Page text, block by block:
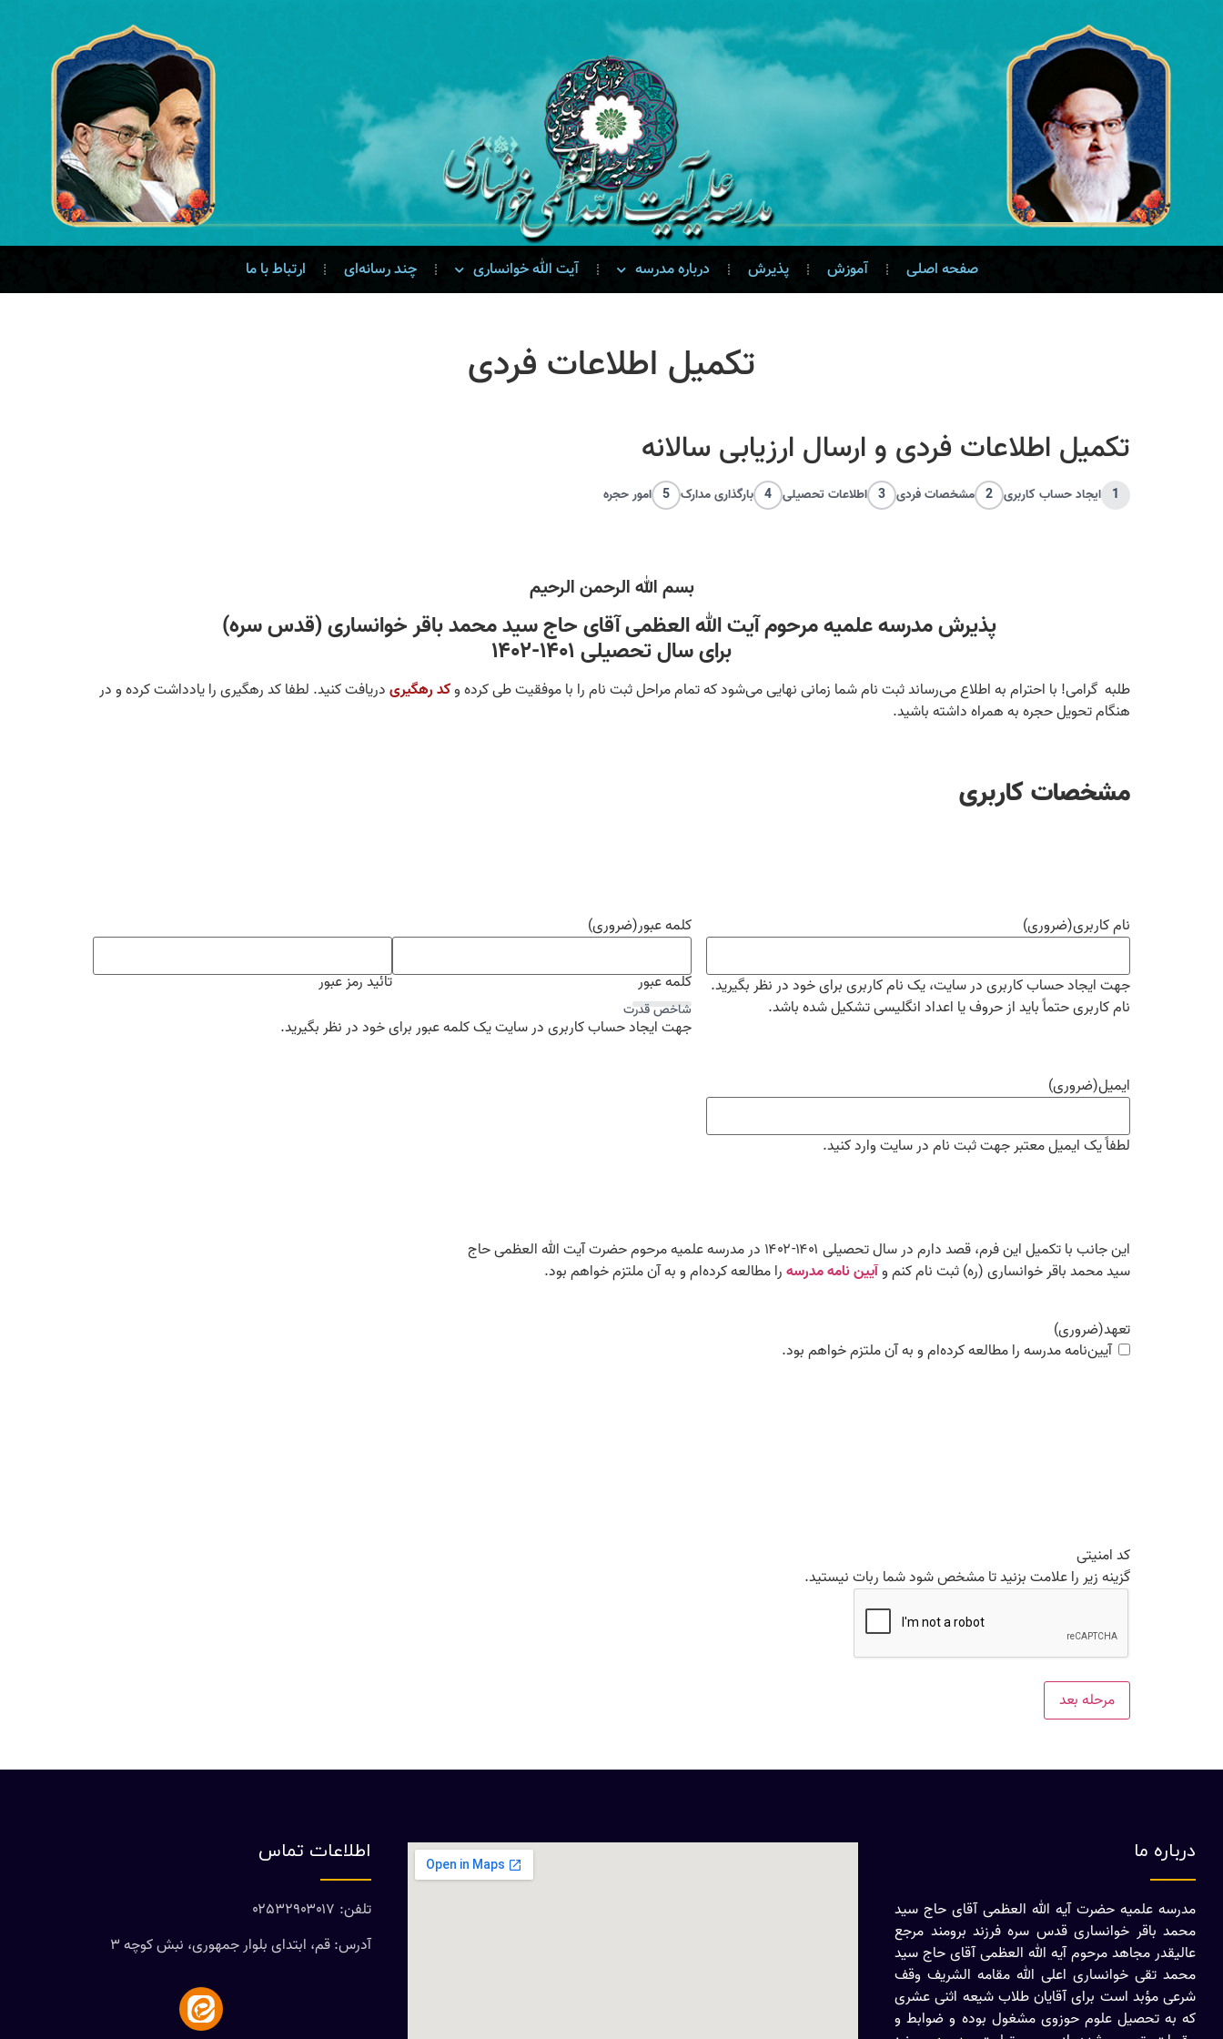
صفحه اصلی آموزش پذیرش درباره مدرسه آیت الله خوانساری چند رسانه‌ای ارتباط با ما
تکمیل اطلاعات فردی
تکمیل اطلاعات فردی و ارسال ارزیابی سالانه
1 ایجاد حساب کاربری 2 مشخصات فردی 3 اطلاعات تحصیلی 4 بارگذاری مدارک 5 امور حجره
بسم الله الرحمن الرحیم
پذیرش مدرسه علمیه مرحوم آیت الله العظمی آقای حاج سید محمد باقر خوانساری (قدس سره)
برای سال تحصیلی ۱۴۰۱-۱۴۰۲
طلبه گرامی! با احترام به اطلاع می‌رساند ثبت نام شما زمانی نهایی می‌شود که تمام مراحل ثبت نام را با موفقیت طی کرده وکد رهگیریدریافت کنید. لطفا کد رهگیری را یادداشت کرده و در
هنگام تحویل حجره به همراه داشته باشید.
مشخصات کاربری
نام کاربری(ضروری)
جهت ایجاد حساب کاربری در سایت، یک نام کاربری برای خود در نظر بگیرید.
نام کاربری حتماً باید از حروف یا اعداد انگلیسی تشکیل شده باشد.
کلمه عبور(ضروری)
کلمه عبور تائید رمز عبور
شاخص قدرت
جهت ایجاد حساب کاربری در سایت یک کلمه عبور برای خود در نظر بگیرید.
ایمیل(ضروری)
لطفاً یک ایمیل معتبر جهت ثبت نام در سایت وارد کنید.
این جانب با تکمیل این فرم، قصد دارم در سال تحصیلی ۱۴۰۱-۱۴۰۲ در مدرسه علمیه مرحوم حضرت آیت الله العظمی حاج
سید محمد باقر خوانساری (ره) ثبت نام کنم وآیین نامه مدرسهرا مطالعه کرده‌ام و به آن ملتزم خواهم بود.
تعهد(ضروری)
آیین‌نامه مدرسه را مطالعه کرده‌ام و به آن ملتزم خواهم بود.
کد امنیتی
گزینه زیر را علامت بزنید تا مشخص شود شما ربات نیستید.
درباره ما
مدرسه علمیه حضرت آیه الله العظمی آقای حاج سید
محمد باقر خوانساری قدس سره فرزند برومند مرجع
عالیقدر مجاهد مرحوم آیه الله العظمی آقای حاج سید
محمد تقی خوانساری اعلی الله مقامه الشریف وقف
شرعی مؤبد است برای آقایان طلاب شیعه اثنی عشری
که به تحصیل علوم حوزوی مشغول بوده و ضوابط و
اطلاعات تماس
تلفن: ۰۲۵۳۲۹۰۳۰۱۷
آدرس: قم، ابتدای بلوار جمهوری، نبش کوچه ۳